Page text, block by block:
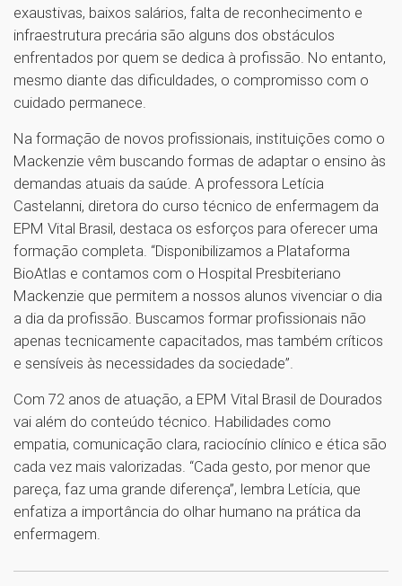
exaustivas, baixos salários, falta de reconhecimento e
infraestrutura precária são alguns dos obstáculos
enfrentados por quem se dedica à profissão. No entanto,
mesmo diante das dificuldades, o compromisso com o
cuidado permanece.
Na formação de novos profissionais, instituições como o
Mackenzie vêm buscando formas de adaptar o ensino às
demandas atuais da saúde. A professora Letícia
Castelanni, diretora do curso técnico de enfermagem da
EPM Vital Brasil, destaca os esforços para oferecer uma
formação completa. “Disponibilizamos a Plataforma
BioAtlas e contamos com o Hospital Presbiteriano
Mackenzie que permitem a nossos alunos vivenciar o dia
a dia da profissão. Buscamos formar profissionais não
apenas tecnicamente capacitados, mas também críticos
e sensíveis às necessidades da sociedade”.
Com 72 anos de atuação, a EPM Vital Brasil de Dourados
vai além do conteúdo técnico. Habilidades como
empatia, comunicação clara, raciocínio clínico e ética são
cada vez mais valorizadas. “Cada gesto, por menor que
pareça, faz uma grande diferença”, lembra Letícia, que
enfatiza a importância do olhar humano na prática da
enfermagem.